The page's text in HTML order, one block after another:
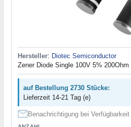
Hersteller: Diotec Semiconductor
Zener Diode Single 100V 5%
auf Bestellung 2730 Stücke:
Lieferzeit 14-21 Tag (e)
Benachrichtigung bei Verfügbarkeit